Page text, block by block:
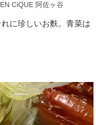
CiQUE 阿佐ヶ谷
に珍しいお麩。青菜は